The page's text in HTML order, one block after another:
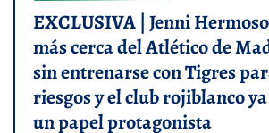
EXCLUSIVA | Jenni
más cerca del Atlético de
sin entrenarse con Tigres
riesgos y el club rojiblanco
un papel protagonista